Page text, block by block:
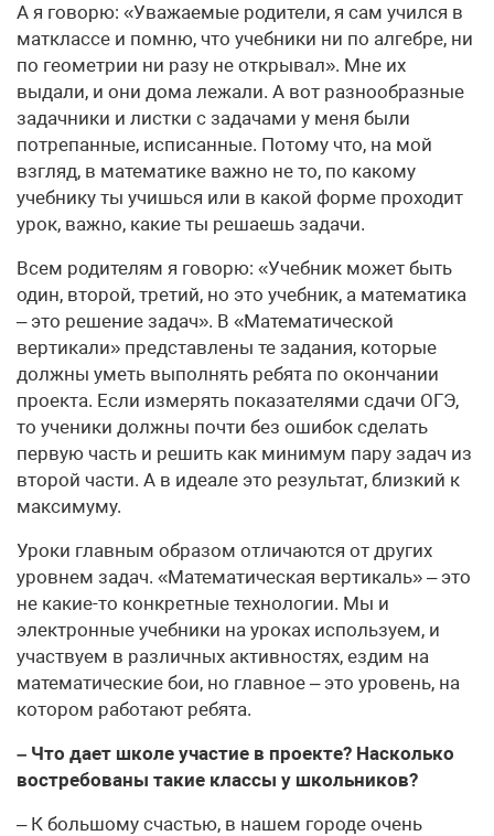
А я говорю: «Уважаемые родители, я сам учился в
матклассе и помню, что учебники ни по алгебре, ни
по геометрии ни разу не открывал». Мне их
выдали, и они дома лежали. А вот разнообразные
задачники и листки с задачами у меня были
потрепанные, исписанные. Потому что, на мой
взгляд, в математике важно не то, по какому
учебнику ты учишься или в какой форме проходит
урок, важно, какие ты решаешь задачи.
Всем родителям я говорю: «Учебник может быть
один, второй, третий, но это учебник, а математика
– это решение задач». В «Математической
вертикали» представлены те задания, которые
должны уметь выполнять ребята по окончании
проекта. Если измерять показателями сдачи ОГЭ,
то ученики должны почти без ошибок сделать
первую часть и решить как минимум пару задач из
второй части. А в идеале это результат, близкий к
максимуму.
Уроки главным образом отличаются от других
уровнем задач. «Математическая вертикаль» – это
не какие-то конкретные технологии. Мы и
электронные учебники на уроках используем, и
участвуем в различных активностях, ездим на
математические бои, но главное – это уровень, на
котором работают ребята.
– Что дает школе участие в проекте? Насколько
востребованы такие классы у школьников?
– К большому счастью, в нашем городе очень